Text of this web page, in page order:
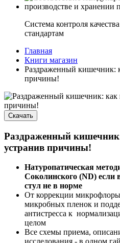
Система контроля
стандартам
Главная
Книги магазин
Раздраженный кишечник:
причины!
Скачать
Раздраженный
устранив причины!
Натуропатическая
Соколинского (ND) если
стул не в норме
От коррекции
микробных пленок и
антистресса к
целом
Все схемы приема,